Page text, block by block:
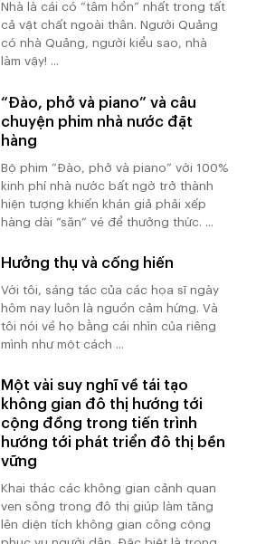
Nhà là cái có “tâm hồn” nhất trong tất
cả vật chất ngoài thân. Người Quảng
có nhà Quảng, người kiểu sao, nhà
làm vậy! ...
“Đào, phở và piano” và câu
chuyện phim nhà nước đặt
hàng
Bộ phim “Đào, phở và piano” với 100%
kinh phí nhà nước bất ngờ trở thành
hiện tượng khiến khán giả phải xếp
hàng dài “săn” vé để thưởng thức. ...
Hưởng thụ và cống hiến
Với tôi, sáng tác của các họa sĩ ngày
hôm nay luôn là nguồn cảm hứng. Và
tôi nói về họ bằng cái nhìn của riêng
mình như một cách ...
Một vài suy nghĩ về tái tạo
không gian đô thị hướng tới
cộng đồng trong tiến trình
hướng tới phát triển đô thị bền
vững
Khai thác các không gian cảnh quan
ven sông trong đô thị giúp làm tăng
lên diện tích không gian công cộng